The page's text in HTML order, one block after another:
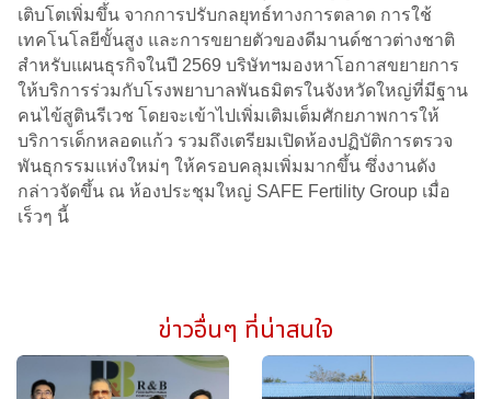
เติบโตเพิ่มขึ้น จากการปรับกลยุทธ์ทางการตลาด การใช้
เทคโนโลยีขั้นสูง และการขยายตัวของดีมานด์ชาวต่างชาติ
สำหรับแผนธุรกิจในปี 2569 บริษัทฯมองหาโอกาสขยายการ
ให้บริการร่วมกับโรงพยาบาลพันธมิตรในจังหวัดใหญ่ที่มีฐาน
คนไข้สูตินรีเวช โดยจะเข้าไปเพิ่มเติมเต็มศักยภาพการให้
บริการเด็กหลอดแก้ว รวมถึงเตรียมเปิดห้องปฏิบัติการตรวจ
พันธุกรรมแห่งใหม่ๆ ให้ครอบคลุมเพิ่มมากขึ้น ซึ่งงานดัง
กล่าวจัดขึ้น ณ ห้องประชุมใหญ่ SAFE Fertility Group เมื่อ
เร็วๆ นี้
ข่าวอื่นๆ ที่น่าสนใจ